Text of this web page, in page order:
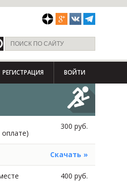
РЕГИСТРАЦИЯ ВОЙТИ
300 руб.
Скачать »
400 руб.